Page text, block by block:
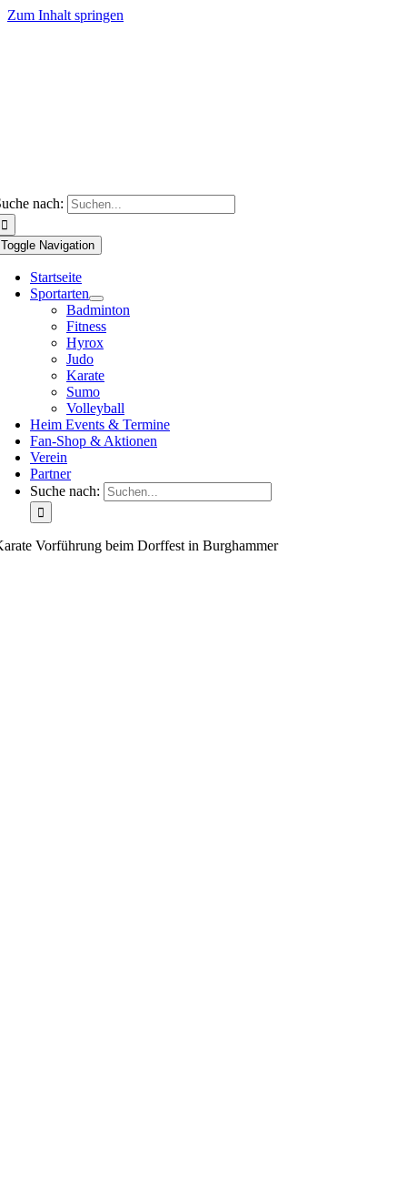
Zum Inhalt springen
nach:
Toggle Navigation
Startseite
Sportarten
Badminton
Fitness
Hyrox
Judo
Karate
Sumo
Volleyball
Heim Events & Termine
Fan-Shop & Aktionen
Verein
Partner
Suche nach:
Vorführung beim Dorffest in Burghammer